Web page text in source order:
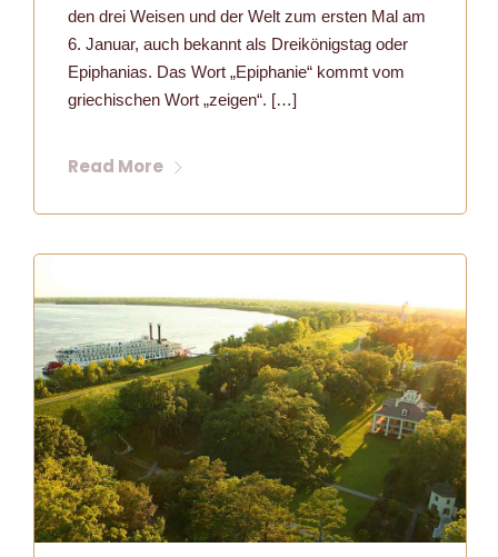
den drei Weisen und der Welt zum ersten Mal am
6. Januar, auch bekannt als Dreikönigstag oder
Epiphanias. Das Wort „Epiphanie“ kommt vom
griechischen Wort „zeigen“. […]
Read More